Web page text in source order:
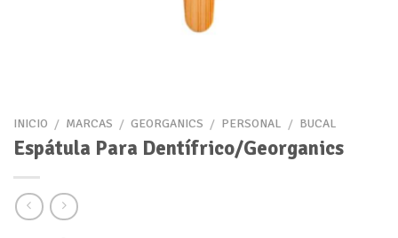
INICIO / MARCAS / GEORGANICS / PERSONAL / BUCAL
Espátula Para Dentífrico/Georganics